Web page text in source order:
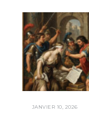
JANVIER 10, 2026